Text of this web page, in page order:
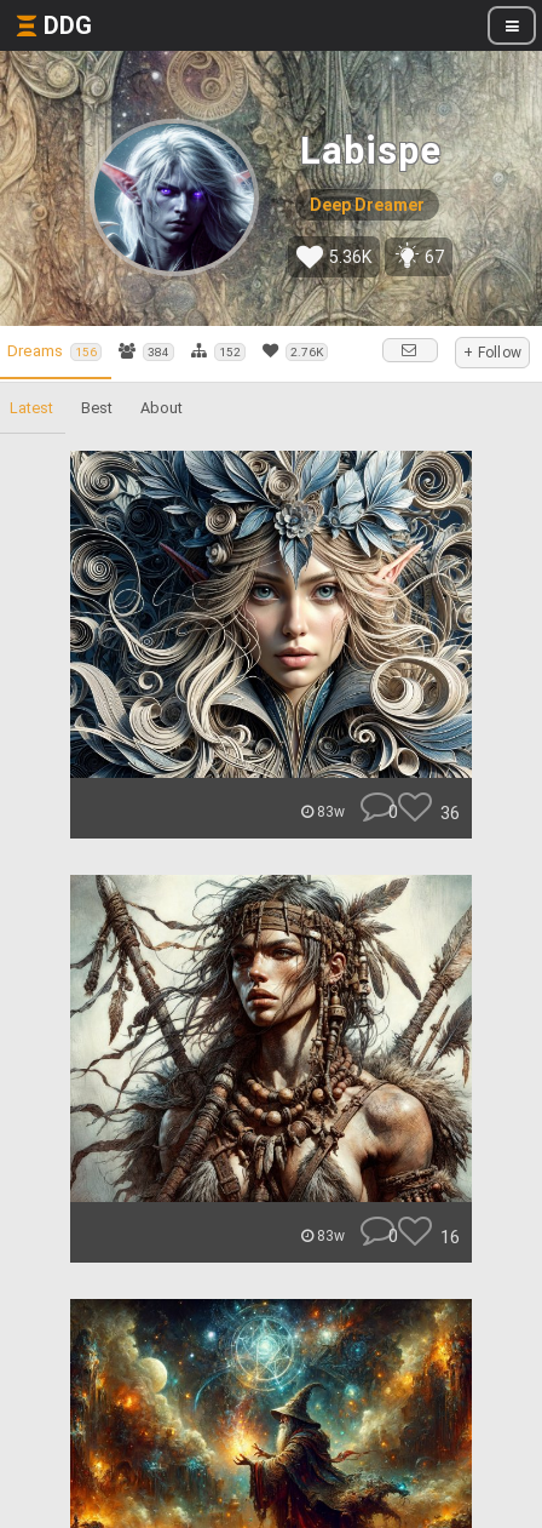
DDG
Labispe
Deep Dreamer
5.36K 67
Dreams 156 384 152 2.76K + Follow
Latest Best About
83w 0 36
83w 0 16